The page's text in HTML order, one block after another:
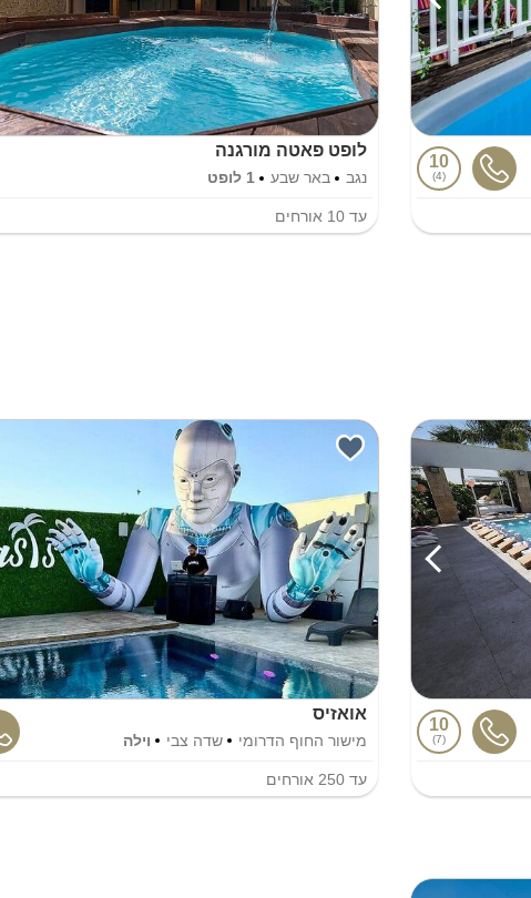
10
4
לופט פאטה מורגנה
נגב באר שבע 1 לופט
עד 10 אורחים
10
7
אואזיס
מישור החוף הדרומי שדה צבי וילה
עד 250 אורחים